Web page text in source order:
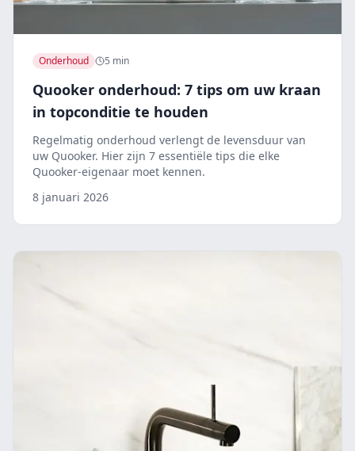
Onderhoud 5 min
Quooker onderhoud: 7 tips om uw kraan
in topconditie te houden
Regelmatig onderhoud verlengt de levensduur van
uw Quooker. Hier zijn 7 essentiële tips die elke
Quooker-eigenaar moet kennen.
8 januari 2026